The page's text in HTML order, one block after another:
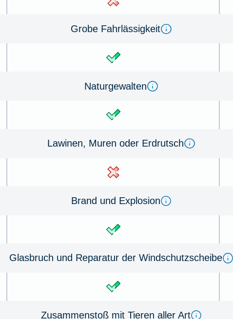
Gro­be Fahrl­ässig­keit
Na­tur­ge­wal­ten
La­winen, Mu­ren oder Erd­rutsch
Brand und Ex­plo­sion
Glas­bruch und Re­pa­ra­tur der Wind­schutz­schei­be
Zu­sammen­stoß mit Tie­ren aller Art